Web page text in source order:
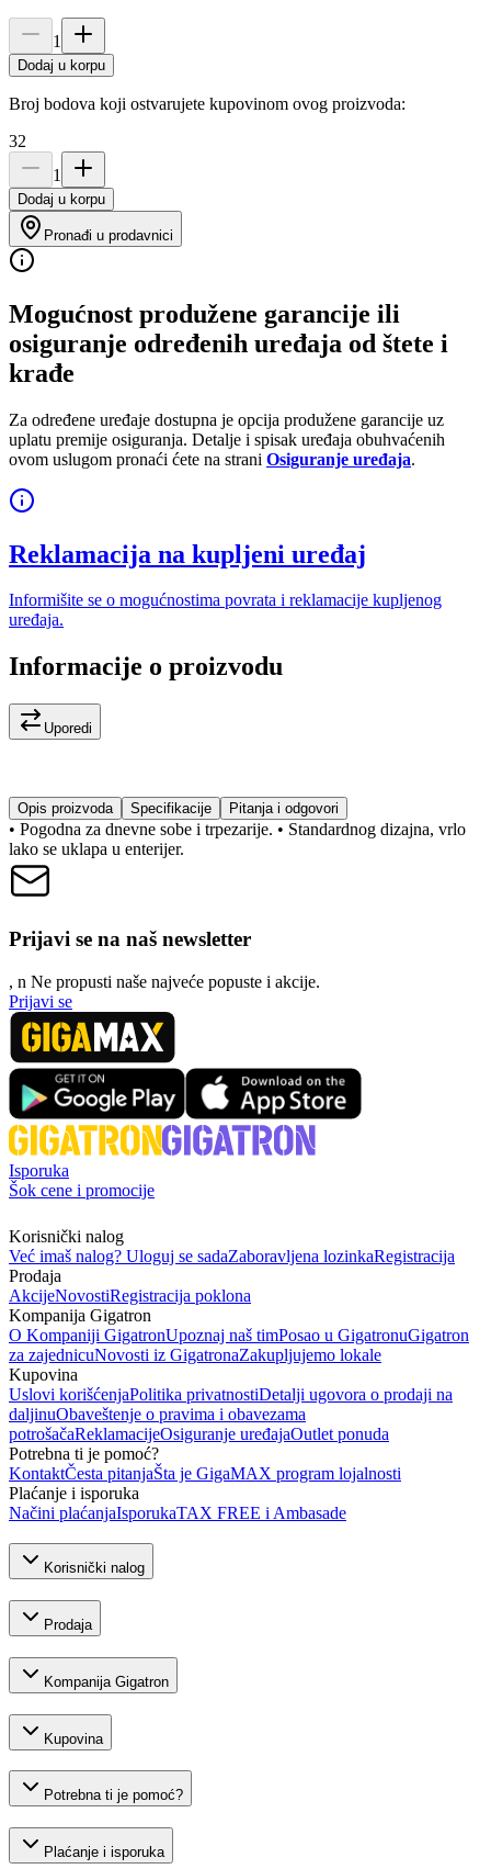
1
Dodaj u korpu
Broj bodova koji ostvarujete kupovinom ovog proizvoda:
32
1
Dodaj u korpu
Pronađi u prodavnici
Mogućnost produžene garancije ili
osiguranje određenih uređaja od štete i
krađe
Za određene uređaje dostupna je opcija produžene garancije uz
uplatu premije osiguranja. Detalje i spisak uređaja obuhvaćenih
ovom uslugom pronaći ćete na strani Osiguranje uređaja.
Reklamacija na kupljeni uređaj
Informišite se o mogućnostima povrata i reklamacije kupljenog
uređaja.
Informacije o proizvodu
Uporedi
Opis proizvoda Specifikacije Pitanja i odgovori
• Pogodna za dnevne sobe i trpezarije. • Standardnog dizajna, vrlo
lako se uklapa u enterijer.
Prijavi se na naš newsletter
, n Ne propusti naše najveće popuste i akcije.
Prijavi se
Isporuka
Šok cene i promocije
Korisnički nalog
Već imaš nalog? Uloguj se sadaZaboravljena lozinkaRegistracija
Prodaja
AkcijeNovostiRegistracija poklona
Kompanija Gigatron
O Kompaniji GigatronUpoznaj naš timPosao u GigatronuGigatron
za zajednicuNovosti iz GigatronaZakupljujemo lokale
Kupovina
Uslovi korišćenjaPolitika privatnostiDetalji ugovora o prodaji na
daljinuObaveštenje o pravima i obavezama
potrošačaReklamacijeOsiguranje uređajaOutlet ponuda
Potrebna ti je pomoć?
KontaktČesta pitanjaŠta je GigaMAX program lojalnosti
Plaćanje i isporuka
Načini plaćanjaIsporukaTAX FREE i Ambasade
Korisnički nalog
Prodaja
Kompanija Gigatron
Kupovina
Potrebna ti je pomoć?
Plaćanje i isporuka